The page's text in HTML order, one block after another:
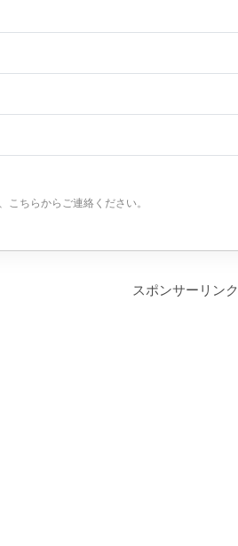
ちらからご連絡ください。
スポンサーリンク